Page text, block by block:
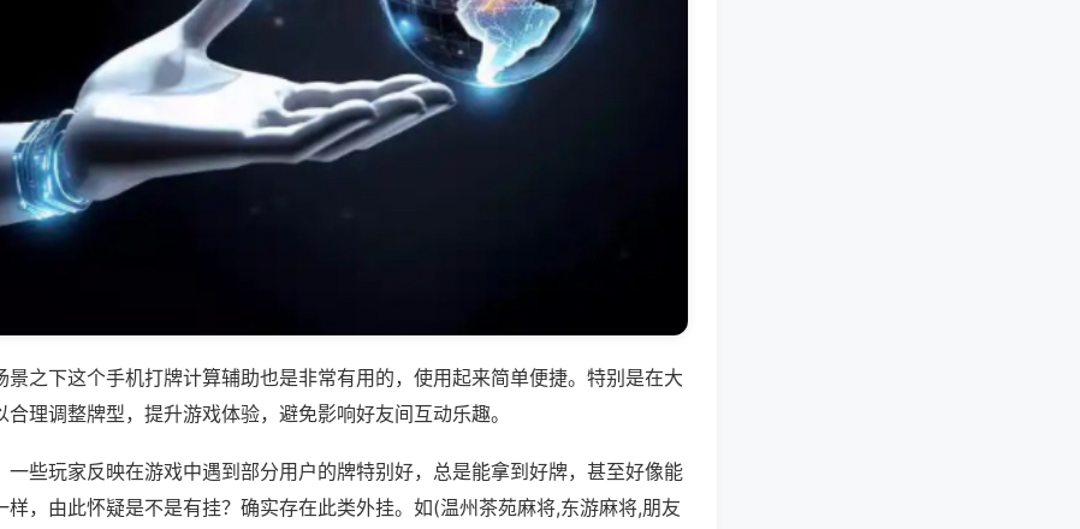
景之下这个手机打牌计算辅助也是非常有用的，使用起来简单便捷。特别是在大
合理调整牌型，提升游戏体验，避免影响好友间互动乐趣。
一些玩家反映在游戏中遇到部分用户的牌特别好，总是能拿到好牌，甚至好像能
样，由此怀疑是不是有挂？确实存在此类外挂。如(温州茶苑麻将,东游麻将,朋友